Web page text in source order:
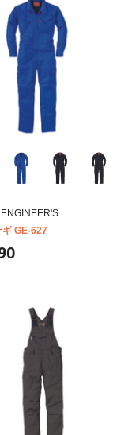
ギ GE-627